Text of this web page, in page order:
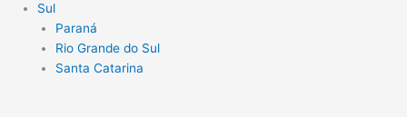
Sul
Paraná
Rio Grande do Sul
Santa Catarina